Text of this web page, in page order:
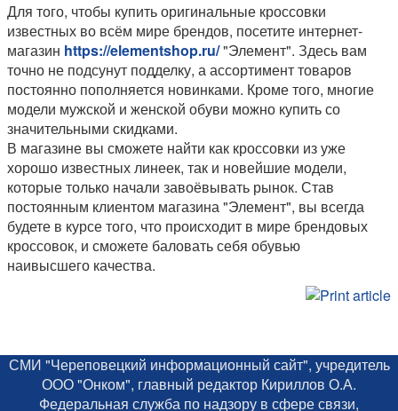
Для того, чтобы купить оригинальные кроссовки
известных во всём мире брендов, посетите интернет-
магазин https://elementshop.ru/"Элемент". Здесь вам
точно не подсунут подделку, а ассортимент товаров
постоянно пополняется новинками. Кроме того, многие
модели мужской и женской обуви можно купить со
значительными скидками.
В магазине вы сможете найти как кроссовки из уже
хорошо известных линеек, так и новейшие модели,
которые только начали завоёвывать рынок. Став
постоянным клиентом магазина "Элемент", вы всегда
будете в курсе того, что происходит в мире брендовых
кроссовок, и сможете баловать себя обувью
наивысшего качества.
СМИ "Череповецкий информационный сайт", учредитель
ООО "Онком", главный редактор Кириллов О.А.
Федеральная служба по надзору в сфере связи,